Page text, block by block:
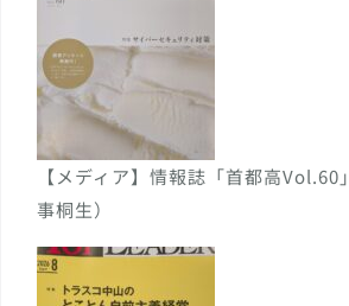
【メディア】情報誌「首都高Vol.60
事桐生）